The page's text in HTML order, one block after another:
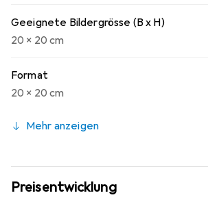
Geeignete Bildergrösse (B x H)
20 x 20 cm
Format
20 x 20 cm
Mehr anzeigen
Preisentwicklung